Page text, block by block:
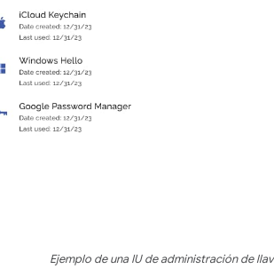
Ejemplo de una IU de administración de